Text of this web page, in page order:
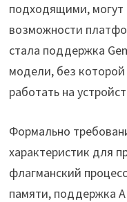
подходящими, могут
возможности
стала поддержка
модели, без
работать на
Формально
характеристик для
флагманский
памяти, поддержка